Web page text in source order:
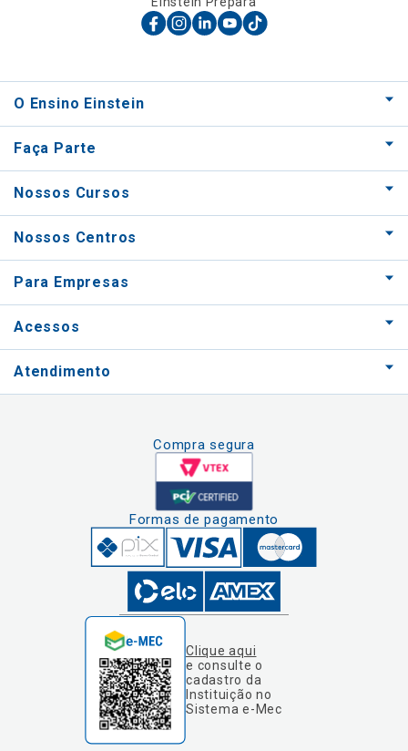
O Ensino Einstein
Faça Parte
Nossos Cursos
Nossos Centros
Para Empresas
Acessos
Atendimento
Compra segura
Formas de pagamento
Clique aqui
e consulte o
cadastro da
Instituição no
Sistema e-Mec